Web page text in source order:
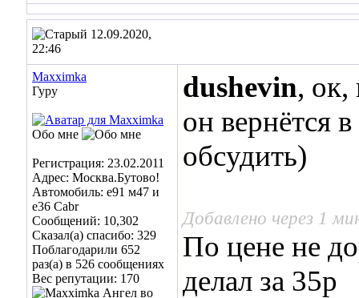
12.09.2020,
22:46
Maxximka
Гуру
Обо мне
Регистрация: 23.02.2011
Адрес: Москва.Бутово!
Автомобиль: е91 м47 и
е36 Cabr
Сообщений: 10,302
Сказал(а) спасибо: 329
Поблагодарили 652
раз(а) в 526 сообщениях
Вес репутации: 170
dushevin, ок,
он вернётся
обсудить)
Добавлено через 1
По цене не
делал за 35р